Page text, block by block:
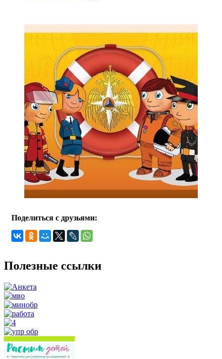
Поделиться с друзьями:
Полезные ссылки